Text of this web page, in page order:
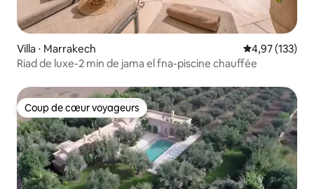
Villa ⋅ Marrakech Évaluation
4,97 (133)
Riad de luxe-2 min de jama el fna-piscine chauffée
Coup de cœur voyageurs
Coup de cœur voyageurs